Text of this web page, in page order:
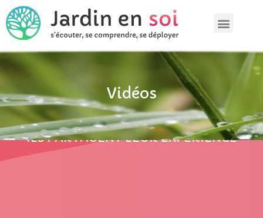
Vidéos
ILS PARTAGENT LEUR EXPÉRIENCE